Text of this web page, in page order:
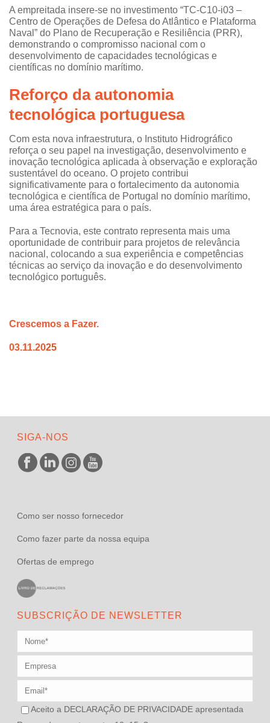
A empreitada insere-se no investimento “TC-C10-i03 –
Centro de Operações de Defesa do Atlântico e Plataforma
Naval” do Plano de Recuperação e Resiliência (PRR),
demonstrando o compromisso nacional com o
desenvolvimento de capacidades tecnológicas e
científicas no domínio marítimo.
Reforço da autonomia
tecnológica portuguesa
Com esta nova infraestrutura, o Instituto Hidrográfico
reforça o seu papel na investigação, desenvolvimento e
inovação tecnológica aplicada à observação e exploração
sustentável do oceano. O projeto contribui
significativamente para o fortalecimento da autonomia
tecnológica e científica de Portugal no domínio marítimo,
uma área estratégica para o país.
Para a Tecnovia, este contrato representa mais uma
oportunidade de contribuir para projetos de relevância
nacional, colocando a sua experiência e competências
técnicas ao serviço da inovação e do desenvolvimento
tecnológico português.
Crescemos a Fazer.
03.11.2025
SIGA-NOS
Como ser nosso fornecedor
Como fazer parte da nossa equipa
Ofertas de emprego
SUBSCRIÇÃO DE NEWSLETTER
Aceito a DECLARAÇÃO DE PRIVACIDADE apresentada